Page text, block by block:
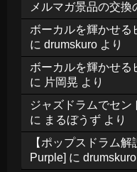
メルマガ景品の交換
ボーカルを輝かせる
に drumskuro より
ボーカルを輝かせる
に 片岡晃 より
ジャズドラムでセン
に まるぼうず より
【ポップスドラム
Purple] に drumskuro